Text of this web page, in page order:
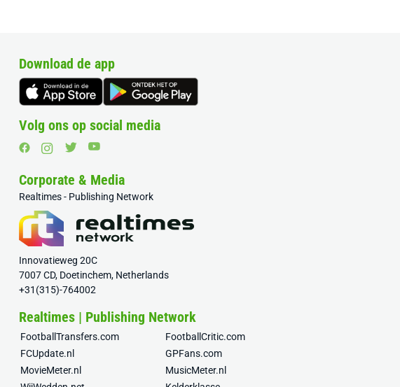
Download de app
Volg ons op social media
Corporate & Media
Realtimes - Publishing Network
Innovatieweg 20C
7007 CD, Doetinchem, Netherlands
+31(315)-764002
Realtimes | Publishing Network
FootballTransfers.com
FootballCritic.com
FCUpdate.nl
GPFans.com
MovieMeter.nl
MusicMeter.nl